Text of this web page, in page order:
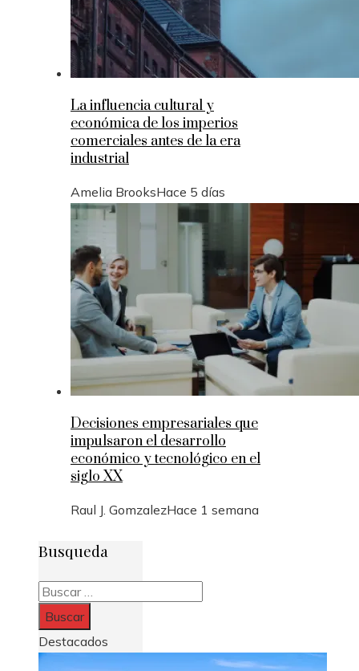
La influencia cultural y
económica de los imperios
comerciales antes de la era
industrial
Amelia BrooksHace 5 días
Decisiones empresariales que
impulsaron el desarrollo
económico y tecnológico en el
siglo XX
Raul J. GomzalezHace 1 semana
Busqueda
Buscar:
Destacados